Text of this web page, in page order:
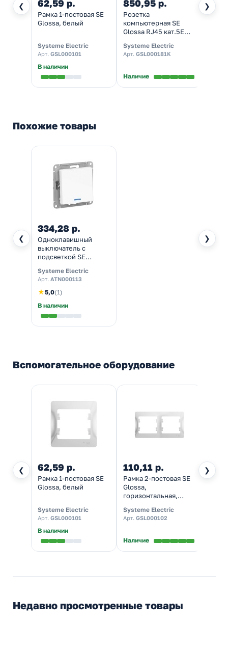
❮ ❯
62,59 р.
Рамка 1-постовая SE
Glossa, белый
Systeme Electric
Арт. GSL000101
В наличии
850,95 р.
Розетка
компьютерная SE
Glossa RJ45 кат.5E
Systeme Electric
Арт. GSL000181K
Наличие
Похожие товары
❮ ❯
334,28 р.
Одноклавишный
выключатель с
подсветкой SE
механизм, белый [уп
20 шт]
Systeme Electric
Арт. ATN000113
★5,0(1)
В наличии
Вспомогательное оборудование
❮ ❯
62,59 р.
Рамка 1-постовая SE
Glossa, белый
Systeme Electric
Арт. GSL000101
В наличии
110,11 р.
Рамка 2-постовая SE
Glossa,
горизонтальная,
Systeme Electric
Арт. GSL000102
Наличие
Недавно просмотренные товары